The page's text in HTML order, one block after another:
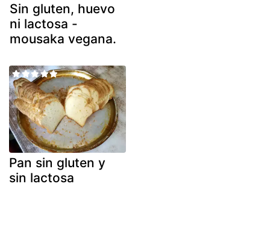
Sin gluten, huevo
ni lactosa -
mousaka vegana.
Pan sin gluten y
sin lactosa